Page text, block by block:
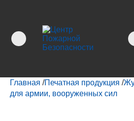
Главная /Печатная продукция /
для армии, вооруженных сил